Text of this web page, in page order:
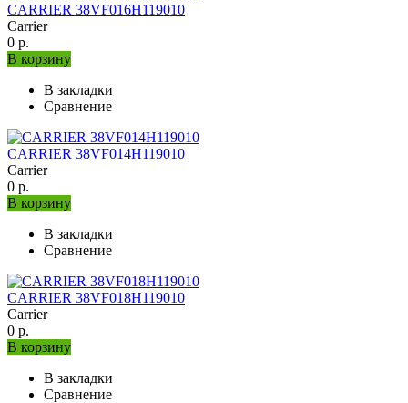
CARRIER 38VF016H119010
Carrier
0 р.
В корзину
В закладки
Сравнение
CARRIER 38VF014H119010
Carrier
0 р.
В корзину
В закладки
Сравнение
CARRIER 38VF018H119010
Carrier
0 р.
В корзину
В закладки
Сравнение